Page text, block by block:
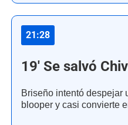
21:28
19' Se salvó
Briseño intentó despejar
blooper y casi convierte